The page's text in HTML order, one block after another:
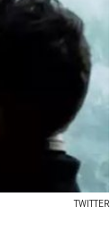
TWITTER